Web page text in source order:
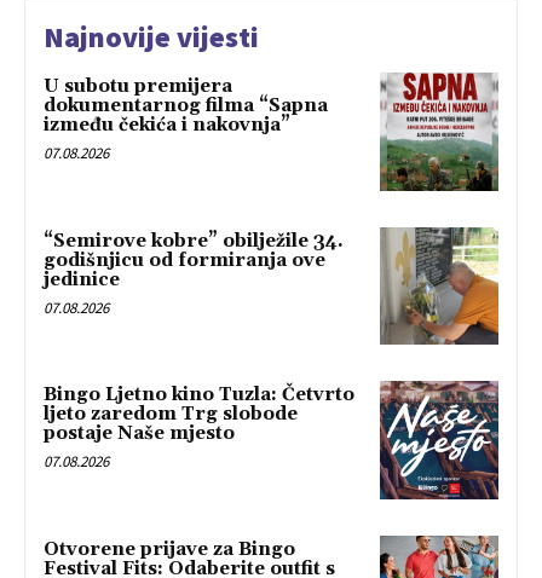
Najnovije vijesti
U subotu premijera
dokumentarnog filma “Sapna
između čekića i nakovnja”
07.08.2026
“Semirove kobre” obilježile 34.
godišnjicu od formiranja ove
jedinice
07.08.2026
Bingo Ljetno kino Tuzla: Četvrto
ljeto zaredom Trg slobode
postaje Naše mjesto
07.08.2026
Otvorene prijave za Bingo
Festival Fits: Odaberite outfit s